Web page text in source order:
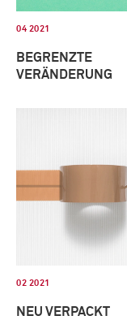
04 2021
BEGRENZTE
VERÄNDERUNG
02 2021
NEU VERPACKT